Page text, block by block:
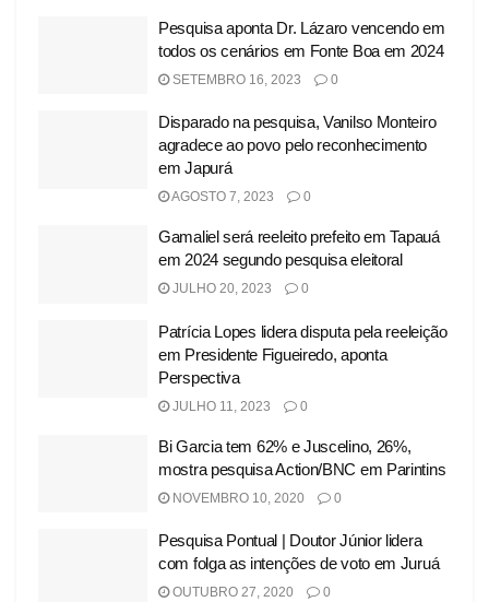
Pesquisa aponta Dr. Lázaro vencendo em
todos os cenários em Fonte Boa em 2024
SETEMBRO 16, 2023 0
Disparado na pesquisa, Vanilso Monteiro
agradece ao povo pelo reconhecimento
em Japurá
AGOSTO 7, 2023 0
Gamaliel será reeleito prefeito em Tapauá
em 2024 segundo pesquisa eleitoral
JULHO 20, 2023 0
Patrícia Lopes lidera disputa pela reeleição
em Presidente Figueiredo, aponta
Perspectiva
JULHO 11, 2023 0
Bi Garcia tem 62% e Juscelino, 26%,
mostra pesquisa Action/BNC em Parintins
NOVEMBRO 10, 2020 0
Pesquisa Pontual | Doutor Júnior lidera
com folga as intenções de voto em Juruá
OUTUBRO 27, 2020 0